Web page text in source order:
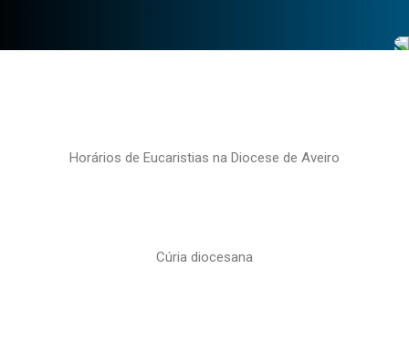
Horários de Eucaristias na Diocese de Aveiro
Cúria diocesana